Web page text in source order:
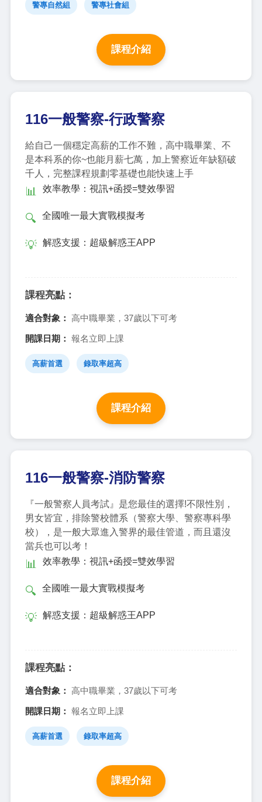
警專自然組 警專社會組
課程介紹
116一般警察-行政警察
給自己一個穩定高薪的工作不難，高中職畢業、不
是本科系的你~也能月薪七萬，加上警察近年缺額破
千人，完整課程規劃零基礎也能快速上手
📊 效率教學：視訊+函授=雙效學習
🔍 全國唯一最大實戰模擬考
💡 解惑支援：超級解惑王APP
課程亮點：
適合對象： 高中職畢業，37歲以下可考
開課日期： 報名立即上課
高薪首選 錄取率超高
課程介紹
116一般警察-消防警察
『一般警察人員考試』是您最佳的選擇!不限性別，
男女皆宜，排除警校體系（警察大學、警察專科學
校），是一般大眾進入警界的最佳管道，而且還沒
當兵也可以考！
📊 效率教學：視訊+函授=雙效學習
🔍 全國唯一最大實戰模擬考
💡 解惑支援：超級解惑王APP
課程亮點：
適合對象： 高中職畢業，37歲以下可考
開課日期： 報名立即上課
高薪首選 錄取率超高
課程介紹